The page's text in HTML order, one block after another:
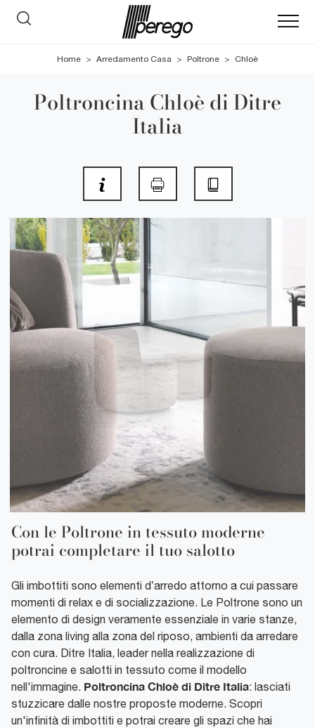
Home > Arredamento Casa > Poltrone > Chloè
Poltroncina Chloè di Ditre
Italia
Con le Poltrone in tessuto moderne
potrai completare il tuo salotto
Gli imbottiti sono elementi d’arredo attorno a cui passare
momenti di relax e di socializzazione. Le Poltrone sono un
elemento di design veramente essenziale in varie stanze,
dalla zona living alla zona del riposo, ambienti da arredare
con cura. Ditre Italia, leader nella realizzazione di
poltroncine e salotti in tessuto come il modello
nell'immagine. Poltroncina Chloè di Ditre Italia: lasciati
stuzzicare dalle nostre proposte moderne. Scopri
un'infinità di imbottiti e potrai creare gli spazi che hai